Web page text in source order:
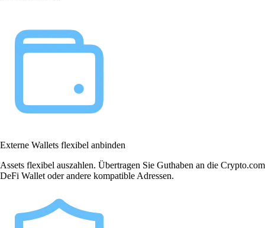
Externe Wallets flexibel anbinden
Assets flexibel auszahlen. Übertragen Sie Guthaben an die Crypto.com
DeFi Wallet oder andere kompatible Adressen.